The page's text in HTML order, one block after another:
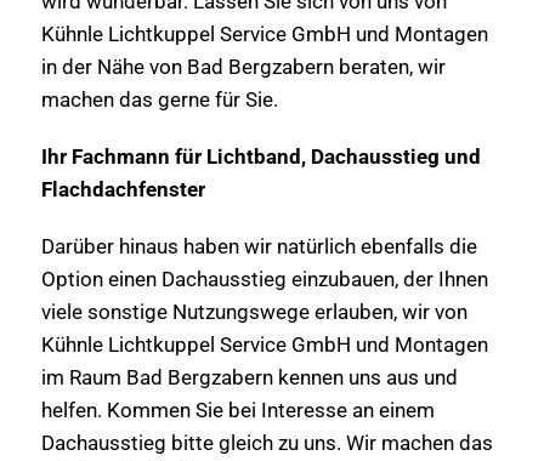
Kühnle Lichtkuppel Service GmbH und Montagen
in der Nähe von Bad Bergzabern beraten, wir
machen das gerne für Sie.
Ihr Fachmann für Lichtband, Dachausstieg und
Flachdachfenster
Darüber hinaus haben wir natürlich ebenfalls die
Option einen Dachausstieg einzubauen, der Ihnen
viele sonstige Nutzungswege erlauben, wir von
Kühnle Lichtkuppel Service GmbH und Montagen
im Raum Bad Bergzabern kennen uns aus und
helfen. Kommen Sie bei Interesse an einem
Dachausstieg bitte gleich zu uns. Wir machen das